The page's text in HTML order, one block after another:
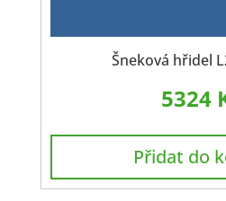
Šneková hřidel
5324
Přidat do